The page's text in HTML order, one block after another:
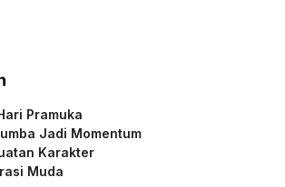
Pramuka
Jadi Momentum
Karakter
Muda